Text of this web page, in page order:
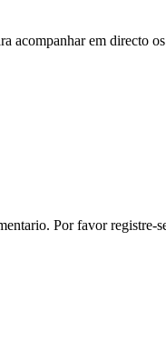
acompanhar em directo
Por favor registre-